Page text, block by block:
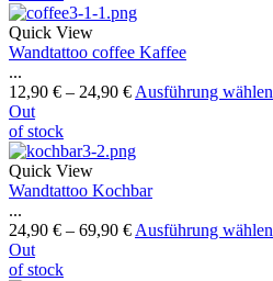
Quick View
Wandtattoo coffee Kaffee
...
12,90 € – 24,90 € Ausführung wählen
Out
of stock
Quick View
Wandtattoo Kochbar
...
24,90 € – 69,90 € Ausführung wählen
Out
of stock